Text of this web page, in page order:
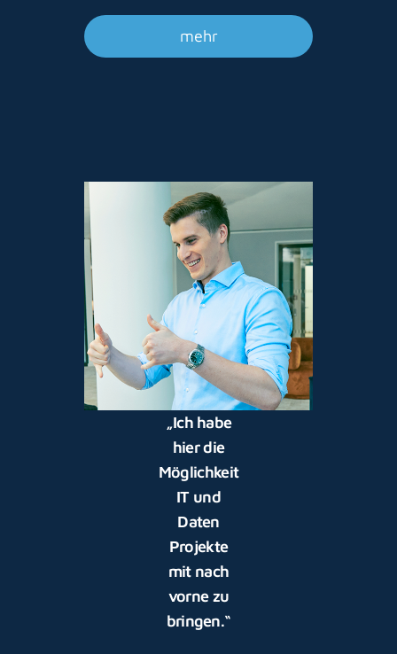
mehr
„Ich habe
hier die
Möglichkeit
IT und
Daten
Projekte
mit nach
vorne zu
bringen.“